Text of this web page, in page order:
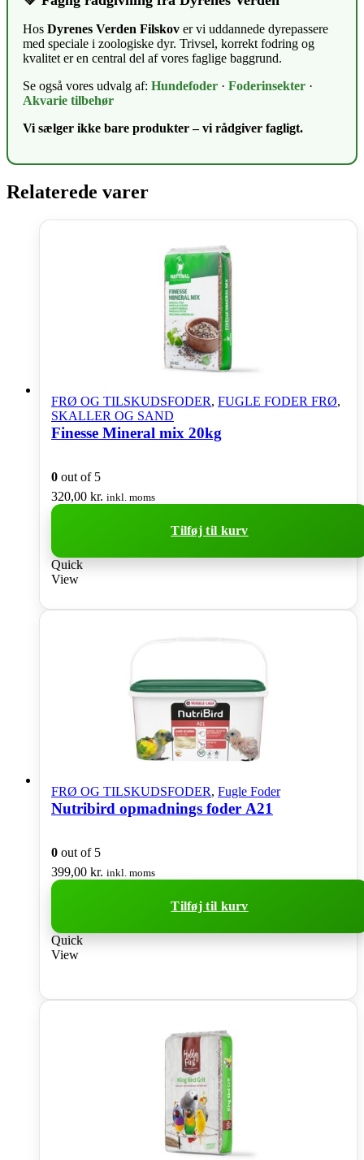
Hos Dyrenes Verden Filskov er vi uddannede dyrepassere
med speciale i zoologiske dyr. Trivsel, korrekt fodring og
kvalitet er en central del af vores faglige baggrund.
Se også vores udvalg af: Hundefoder · Foderinsekter ·
Akvarie tilbehør
Vi sælger ikke bare produkter – vi rådgiver fagligt.
Relaterede varer
FRØ OG TILSKUDSFODER, FUGLE FODER FRØ,
SKALLER OG SAND
Finesse Mineral mix 20kg
0 out of 5
320,00 kr. inkl. moms
Tilføj til kurv
Quick
View
FRØ OG TILSKUDSFODER, Fugle Foder
Nutribird opmadnings foder A21
0 out of 5
399,00 kr. inkl. moms
Tilføj til kurv
Quick
View